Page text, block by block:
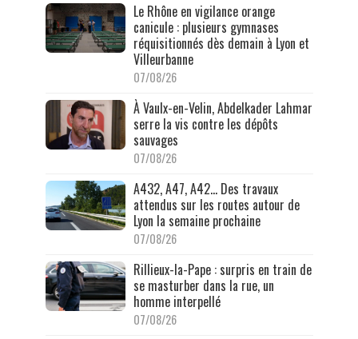
Le Rhône en vigilance orange
canicule : plusieurs gymnases
réquisitionnés dès demain à Lyon et
Villeurbanne
07/08/26
À Vaulx-en-Velin, Abdelkader Lahmar
serre la vis contre les dépôts
sauvages
07/08/26
A432, A47, A42… Des travaux
attendus sur les routes autour de
Lyon la semaine prochaine
07/08/26
Rillieux-la-Pape : surpris en train de
se masturber dans la rue, un
homme interpellé
07/08/26